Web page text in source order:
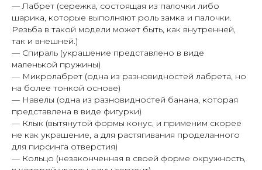
— Лабрет (сережка, состоящая из палочки либо
шарика, которые выполняют роль замка и палочки.
Резьба в такой модели может быть, как внутренней,
так и внешней.)
— Спираль (украшение представлено в виде
маленькой пружины)
— Микролабрет (одна из разновидностей лабрета, но
на более тонкой основе)
— Навелы (одна из разновидностей банана, которая
представлена в виде фигурки)
— Клык (вытянутой формы конус, и применим скорее
не как украшение, а для растягивания проделанного
для пирсинга отверстия)
— Кольцо (незаконченная в своей форме окружность,